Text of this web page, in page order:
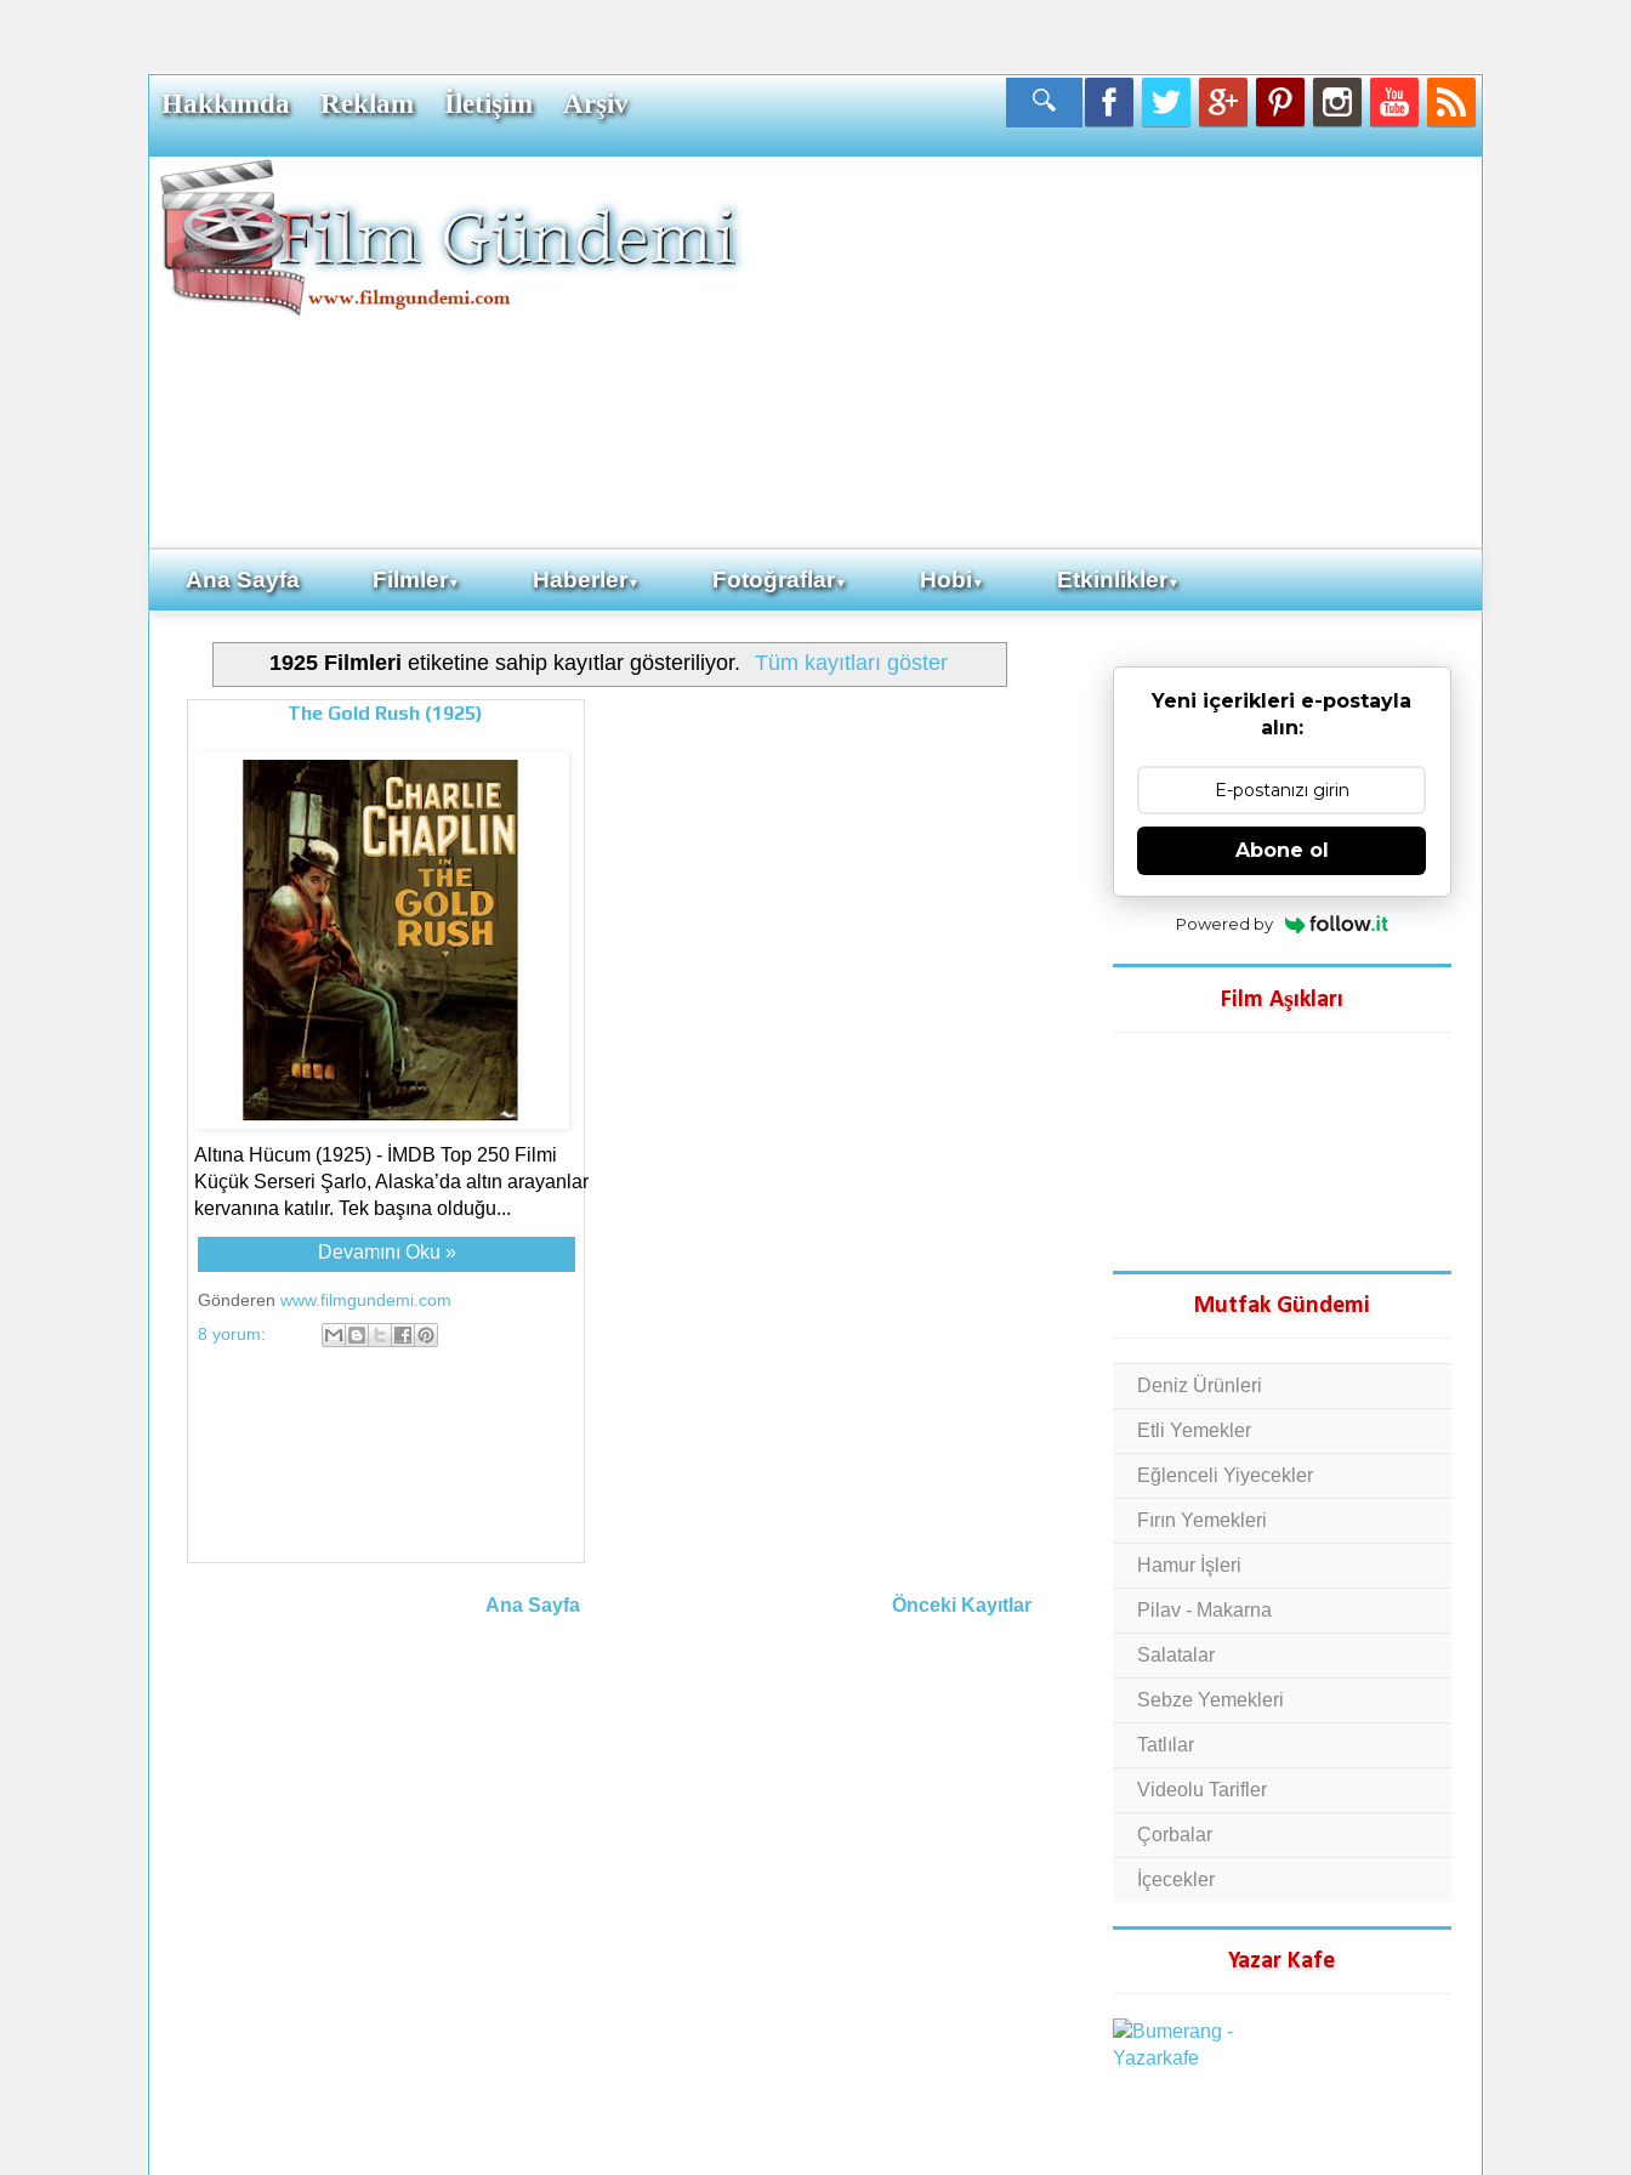
Hakkımda Reklam İletişim Arşiv
Ana Sayfa Filmler▼ Haberler▼ Fotoğraflar▼ Hobi▼ Etkinlikler▼
1925 Filmleri etiketine sahip kayıtlar gösteriliyor. Tüm kayıtları göster
The Gold Rush (1925)
Altına Hücum (1925) - İMDB Top 250 Filmi
Küçük Serseri Şarlo, Alaska’da altın arayanlar
kervanına katılır. Tek başına olduğu...
Devamını Oku »
Gönderen www.filmgundemi.com
8 yorum:
Önceki Kayıtlar
Ana Sayfa
Yeni içerikleri e-postayla
alın:
Abone ol
Powered by
Film Aşıkları
Mutfak Gündemi
Deniz Ürünleri
Etli Yemekler
Eğlenceli Yiyecekler
Fırın Yemekleri
Hamur İşleri
Pilav - Makarna
Salatalar
Sebze Yemekleri
Tatlılar
Videolu Tarifler
Çorbalar
İçecekler
Yazar Kafe